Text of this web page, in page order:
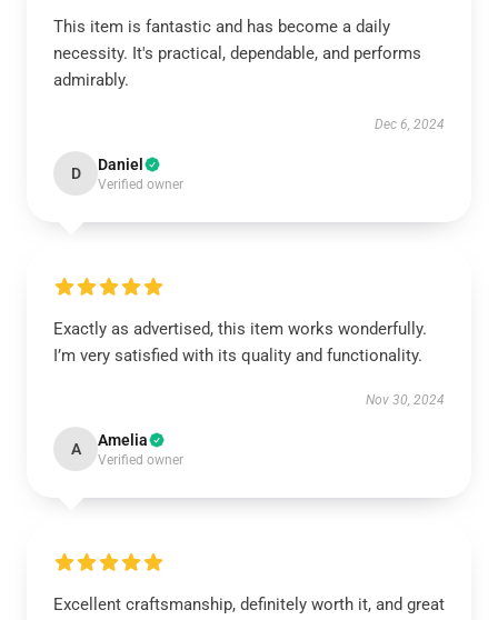
This item is fantastic and has become a daily
necessity. It's practical, dependable, and performs
admirably.
Dec 6, 2024
D Daniel
Verified owner
Exactly as advertised, this item works wonderfully.
I’m very satisfied with its quality and functionality.
Nov 30, 2024
A Amelia
Verified owner
Excellent craftsmanship, definitely worth it, and great